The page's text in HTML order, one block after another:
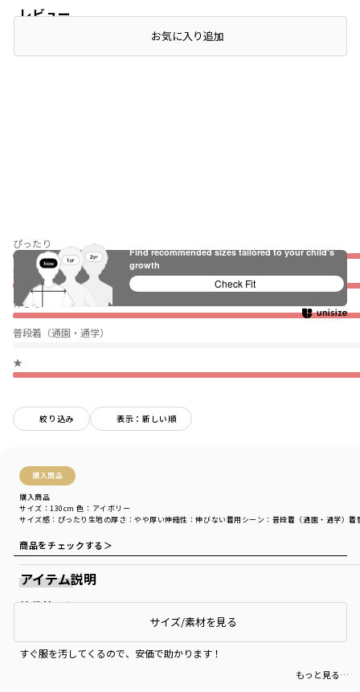
レビュー
ぴったり
薄い
伸びない
普段着（通園・通学）
★
絞り込み 表示：新しい順
購入商品
購入商品
サイズ感 ：ぴったり 生地の厚さ ：やや厚い伸縮性 ：伸びない着用シーン ：普段着（通園・通学）着
サイズ：130cm 色：アイボリー
商品をチェックする＞
普段着として
すぐ服を汚してくるので、安価で助かります！
もっと見る…
お気に入り追加
アイテム説明
サイズ/素材を見る
Find recommended sizes tailored to your child's
growth
Check Fit